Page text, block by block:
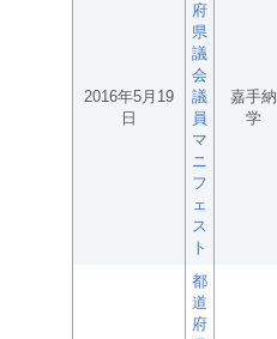
2016年5月19
日
府
県
議
会
議
員
マ
ニ
フ
ェ
ス
ト
嘉手納
学
都
道
府